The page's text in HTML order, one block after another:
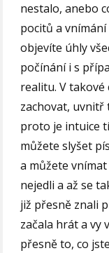
nestalo, anebo
pocitů a
objevíte úhly
počínání i s
realitu. V takové
zachovat, uvnitř
proto je intuice
můžete slyšet
a můžete
nejedli a až se
již přesně znali
začala hrát a vy
přesně to, co